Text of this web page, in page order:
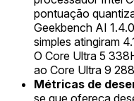
pontuação
Geekbench AI
simples atingiram
O Core Ultra 5
ao Core Ultra 9
Métricas de
se que ofereça